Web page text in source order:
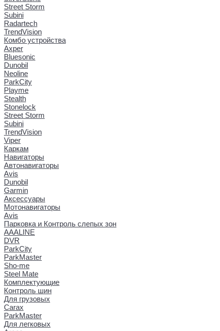
Street Storm
Subini
Radartech
TrendVision
Комбо устройства
Axper
Bluesonic
Dunobil
Neoline
ParkCity
Playme
Stealth
Stonelock
Street Storm
Subini
TrendVision
Viper
Каркам
Навигаторы
Автонавигаторы
Avis
Dunobil
Garmin
Аксессуары
Мотонавигаторы
Avis
Парковка и Контроль слепых зон
AAALINE
DVR
ParkCity
ParkMaster
Sho-me
Steel Mate
Комплектующие
Контроль шин
Для грузовых
Carax
ParkMaster
Для легковых